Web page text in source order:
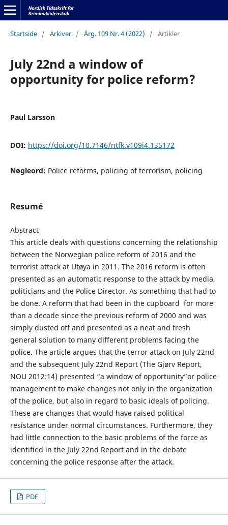
Startside / Arkiver / Årg. 109 Nr. 4 (2022) / Artikler
July 22nd a window of
opportunity for police reform?
Paul Larsson
DOI: https://doi.org/10.7146/ntfk.v109i4.135172
Nøgleord: Police reforms, policing of terrorism, policing
Resumé
Abstract
This article deals with questions concerning the relationship
between the Norwegian police reform of 2016 and the
terrorist attack at Utøya in 2011. The 2016 reform is often
presented as an automatic response to the attack by media,
politicians and the Police Director. As something that had to
be done. A reform that had been in the cupboard for more
than a decade since the previous reform of 2000 and was
simply dusted off and presented as a neat and fresh
general solution to many different problems facing the
police. The article argues that the terror attack on July 22nd
and the subsequent July 22nd Report (The Gjørv Report,
NOU 2012:14) presented “a window of opportunity”or police
management to make changes not only in the organization
of the police, but also in regard to basic ideals of policing.
These are changes that would have raised political
resistance under normal circumstances. Furthermore, they
had little connection to the basic problems of the force as
identified in the July 22nd Report and in the debate
concerning the police response after the attack.
PDF